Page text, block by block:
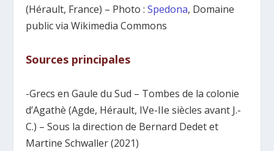
(Hérault, France) – Photo : Spedona, Domaine
public via Wikimedia Commons
Sources principales
-Grecs en Gaule du Sud – Tombes de la colonie
d’Agathè (Agde, Hérault, IVe-IIe siècles avant J.-
C.) – Sous la direction de Bernard Dedet et
Martine Schwaller (2021)